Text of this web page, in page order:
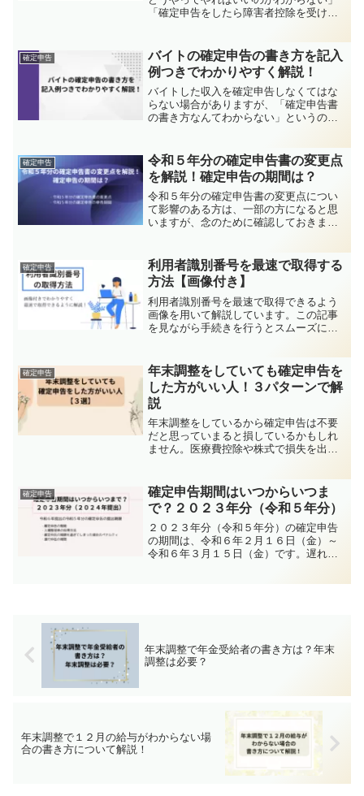
「確定申告をしたら障害者控除を受けら
安心してください。確定申告書に障害者
控除を入れるのは思っているよりも簡単
です。この記事で、確定申告で障害者控
除を申請するやり方を詳しく解説しま
す。
確定申告
バイトの確定申告の書き方を記入
例つきでわかりやすく解説！
バイトした収入を確定申告しなくてはな
らない場合がありますが、「確定申告書
の書き方なんてわからない」というのが
整をしている場合の確定申告を作成する
方法を詳しく解説しています。
確定申告
令和５年分の確定申告書の変更点
を解説！確定申告の期間は？
令和５年分の確定申告書の変更点につい
て影響のある方は、一部の方になると思
いますが、念のために確認しておきまし
確定申告
利用者識別番号を最速で取得する
方法【画像付き】
利用者識別番号を最速で取得できるよう
画像を用いて解説しています。この記事
を見ながら手続きを行うとスムーズに取
確定申告
年末調整をしていても確定申告を
した方がいい人！３パターンで解
説
年末調整をしているから確定申告は不要
だと思っていまると損しているかもしれ
ません。医療費控除や株式で損失を出し
ん。お忘れの控除がないか今一度確認し
てみてください。
確定申告
確定申告期間はいつからいつま
で？２０２３年分（令和５年分）
２０２３年分（令和５年分）の確定申告
の期間は、令和６年２月１６日（金）～
令和６年３月１５日（金）です。遅れた
年末調整で年金受給者の書き方は？年末
調整は必要？
年末調整で１２月の給与がわからない場
合の書き方について解説！